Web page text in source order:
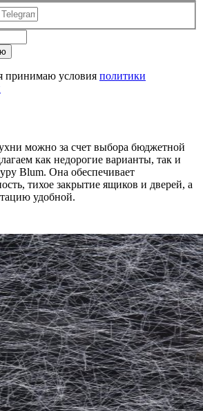
принимаю условия политики
можно за счет выбора бюджетной
как недорогие варианты, так и
Blum. Она обеспечивает
тихое закрытие ящиков и дверей, а
удобной.